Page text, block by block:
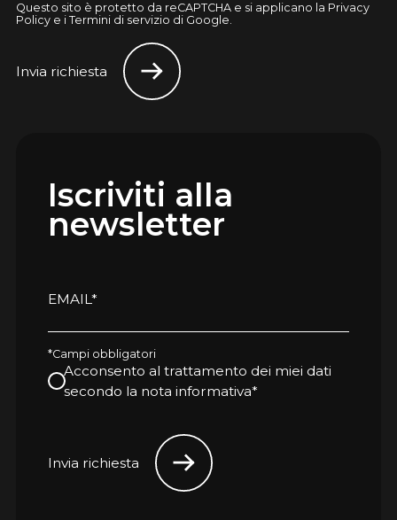
Questo sito è protetto da reCAPTCHA e si applicano la Privacy
Policy e i Termini di servizio di Google.
Invia richiesta
Iscriviti alla
newsletter
EMAIL*
*Campi obbligatori
Acconsento al trattamento dei miei dati
secondo la nota informativa*
Invia richiesta